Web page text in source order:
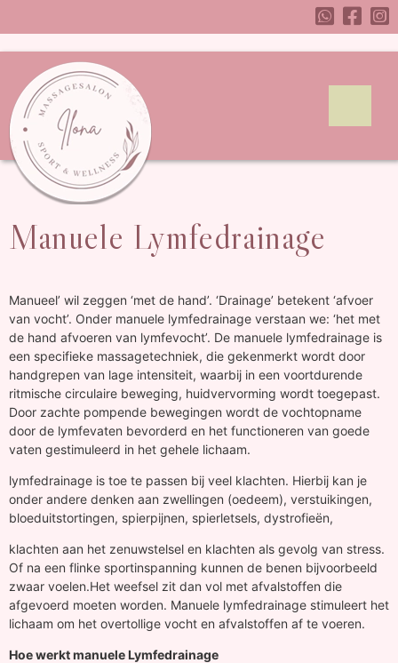
Manuele Lymfedrainage
Manueel’ wil zeggen ‘met de hand’. ‘Drainage’ betekent ‘afvoer
van vocht’. Onder manuele lymfedrainage verstaan we: ‘het met
de hand afvoeren van lymfevocht’. De manuele lymfedrainage is
een specifieke massagetechniek, die gekenmerkt wordt door
handgrepen van lage intensiteit, waarbij in een voortdurende
ritmische circulaire beweging, huidvervorming wordt toegepast.
Door zachte pompende bewegingen wordt de vochtopname
door de lymfevaten bevorderd en het functioneren van goede
vaten gestimuleerd in het gehele lichaam.
lymfedrainage is toe te passen bij veel klachten. Hierbij kan je
onder andere denken aan zwellingen (oedeem), verstuikingen,
bloeduitstortingen, spierpijnen, spierletsels, dystrofieën,
klachten aan het zenuwstelsel en klachten als gevolg van stress.
Of na een flinke sportinspanning kunnen de benen bijvoorbeeld
zwaar voelen.Het weefsel zit dan vol met afvalstoffen die
afgevoerd moeten worden. Manuele lymfedrainage stimuleert het
lichaam om het overtollige vocht en afvalstoffen af te voeren.
Hoe werkt manuele Lymfedrainage